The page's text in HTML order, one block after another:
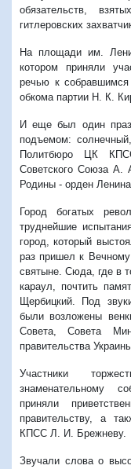
обязательств,
гитлеровских
На площади им.
котором приняли
речью к собравшимся
обкома партии Н. К.
И еще был один
подъемом:
Политбюро ЦК
Советского Союза А.
Родины - орден
Город богатых
труднейшие
город, который
раз пришел к
святыне. Сюда, где в
караул, почтить
Щербицкий. Под
были возложены
Совета, Совета
правительства
Участники
знаменательному
приняли
правительству, а
КПСС Л. И. Брежневу.
Звучали слова о